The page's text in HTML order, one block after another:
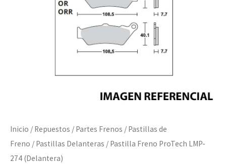
Inicio / Repuestos / Partes Frenos / Pastillas de
Freno / Pastillas Delanteras / Pastilla Freno ProTech LMP-
274 (Delantera)